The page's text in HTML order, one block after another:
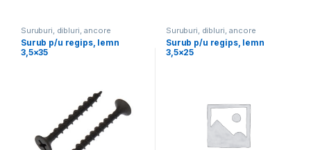
Suruburi, dibluri, ancore
Surub p/u regips, lemn
3,5×35
Suruburi, dibluri, ancore
Surub p/u regips, lemn
3,5×25